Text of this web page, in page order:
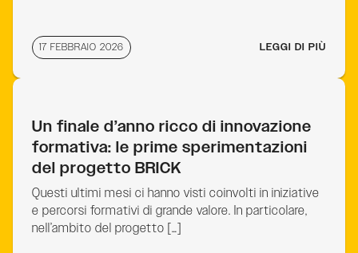
17 FEBBRAIO 2026 LEGGI DI PIÙ
Un finale d’anno ricco di innovazione
formativa: le prime sperimentazioni
del progetto BRICK
Questi ultimi mesi ci hanno visti coinvolti in iniziative
e percorsi formativi di grande valore. In particolare,
nell’ambito del progetto […]